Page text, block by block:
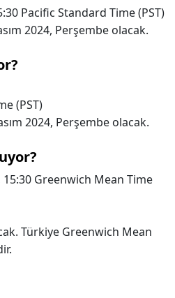
Pacific Standard Time (PST)
2024, Perşembe olacak.
(PST)
2024, Perşembe olacak.
15:30 Greenwich Mean Time
Türkiye Greenwich Mean